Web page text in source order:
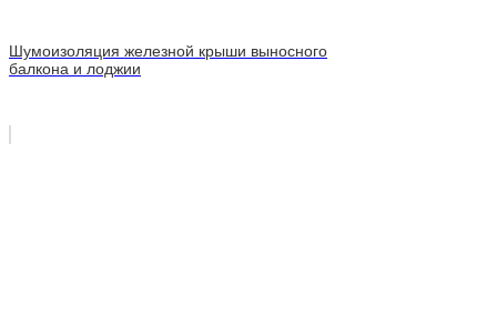
Шумоизоляция железной крыши выносного
балкона и лоджии